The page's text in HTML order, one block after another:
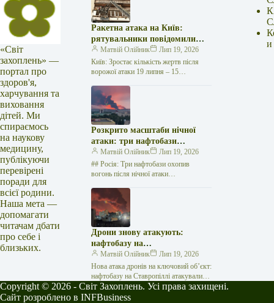
«Світ
захоплень» —
портал про
здоров'я,
харчування та
виховання
дітей. Ми
спираємось
на наукову
медицину,
публікуючи
перевірені
поради для
всієї родини.
Наша мета —
допомагати
читачам дбати
про себе і
близьких.
Ракетна атака на Київ:
рятувальники повідомили
про 15 поранених
Матвій Олійник
Лип 19, 2026
Київ: Зростає кількість жертв після
ворожої атаки 19 липня – 15
російської агресії, що сталася у
столиці…
Розкрито масштаби нічної
атаки: три нафтобази
палають у Ставрополі –
OSINT-аналіз
Матвій Олійник
Лип 19, 2026
## Росія: Три нафтобази охопив
вогонь після нічної атаки
posts:Українці: що змінилося з 1
червня — від…
Дрони знову атакують:
нафтобазу на
Ставропольщині вражено
втретє за два тижні
Матвій Олійник
Лип 19, 2026
Нова атака дронів на ключовий об’єкт:
нафтобазу на Ставропіллі атакували
втретє за два тижні У російському
місті Михайловськ, що на…
и
Copyright © 2026 - Світ Захоплень. Усі права захищені.
Сайт розроблено в INFBusiness